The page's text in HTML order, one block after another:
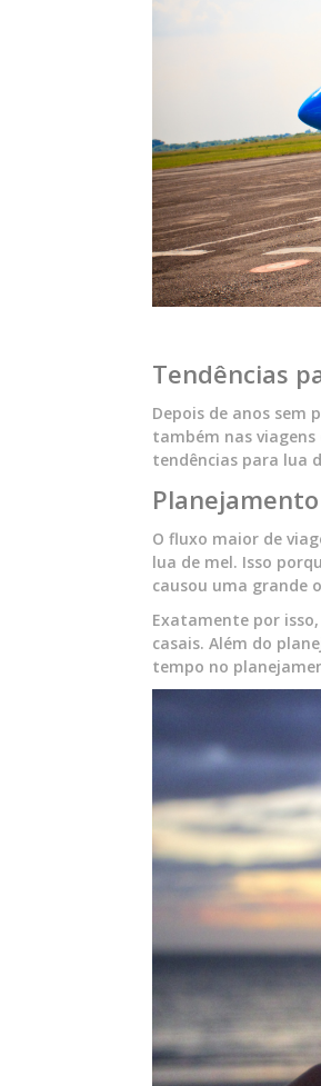
Tendências
Depois de anos sem
também nas
tendências para lua
O fluxo maior de
lua de mel. Isso
causou uma grande
Exatamente por
casais. Além do
tempo no